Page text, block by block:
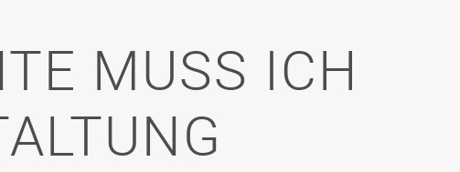
MUSS ICH